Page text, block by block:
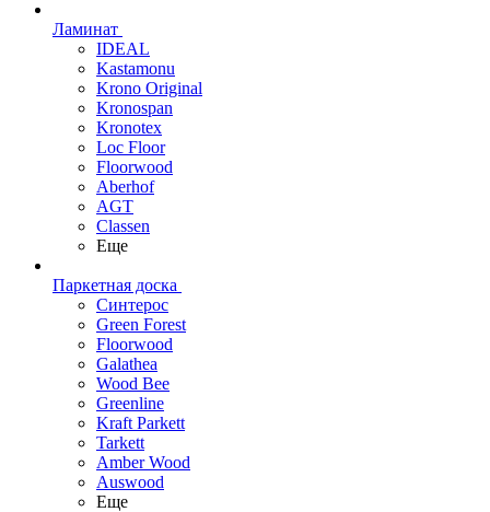
Ламинат
IDEAL
Kastamonu
Krono Original
Kronospan
Kronotex
Loc Floor
Floorwood
Aberhof
AGT
Classen
Еще
Паркетная доска
Синтерос
Green Forest
Floorwood
Galathea
Wood Bee
Greenline
Kraft Parkett
Tarkett
Amber Wood
Auswood
Еще